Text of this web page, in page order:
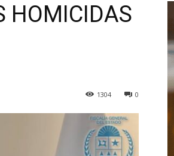
HOMICIDAS
0
1304